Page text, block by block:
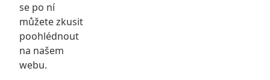
se po ní
můžete zkusit
poohlédnout
na našem
webu.